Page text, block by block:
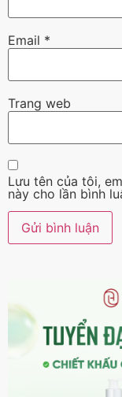
Email *
Trang web
Lưu tên của tôi,
này cho lần bình